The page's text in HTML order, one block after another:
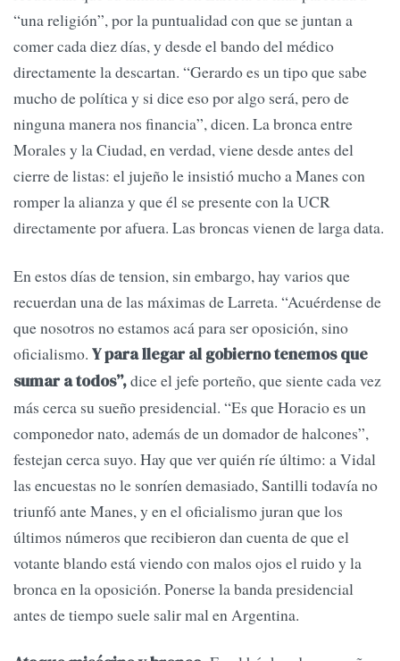
“una religión”, por la puntualidad con que se juntan a
comer cada diez días, y desde el bando del médico
directamente la descartan. “Gerardo es un tipo que sabe
mucho de política y si dice eso por algo será, pero de
ninguna manera nos financia”, dicen. La bronca entre
Morales y la Ciudad, en verdad, viene desde antes del
cierre de listas: el jujeño le insistió mucho a Manes con
romper la alianza y que él se presente con la UCR
directamente por afuera. Las broncas vienen de larga data.
En estos días de tension, sin embargo, hay varios que
recuerdan una de las máximas de Larreta. “Acuérdense de
que nosotros no estamos acá para ser oposición, sino
oficialismo. Y para llegar al gobierno tenemos que
sumar a todos”,dice el jefe porteño, que siente cada vez
más cerca su sueño presidencial. “Es que Horacio es un
componedor nato, además de un domador de halcones”,
festejan cerca suyo. Hay que ver quién ríe último: a Vidal
las encuestas no le sonríen demasiado, Santilli todavía no
triunfó ante Manes, y en el oficialismo juran que los
últimos números que recibieron dan cuenta de que el
votante blando está viendo con malos ojos el ruido y la
bronca en la oposición. Ponerse la banda presidencial
antes de tiempo suele salir mal en Argentina.